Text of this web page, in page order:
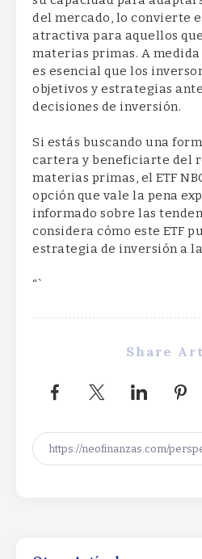
del mercado, lo convierte
atractiva para aquellos
materias primas. A medida
es esencial que los
objetivos y estrategias
decisiones de inversión.
Si estás buscando una
cartera y beneficiarte del
materias primas, el ETF
opción que vale la pena
informado sobre las
considera cómo este ETF
estrategia de inversión a
“`
Share